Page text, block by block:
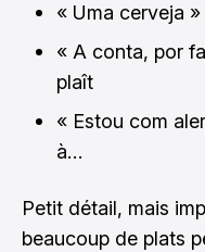
« Uma cerveja
« A conta, por
plaît
« Estou com
à…
Petit détail, mais
beaucoup de plats